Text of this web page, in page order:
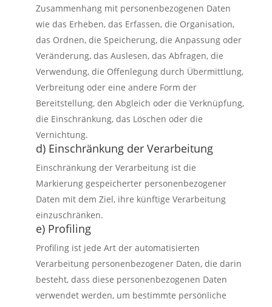
Zusammenhang mit personenbezogenen Daten
wie das Erheben, das Erfassen, die Organisation,
das Ordnen, die Speicherung, die Anpassung oder
Veränderung, das Auslesen, das Abfragen, die
Verwendung, die Offenlegung durch Übermittlung,
Verbreitung oder eine andere Form der
Bereitstellung, den Abgleich oder die Verknüpfung,
die Einschränkung, das Löschen oder die
Vernichtung.
d) Einschränkung der Verarbeitung
Einschränkung der Verarbeitung ist die
Markierung gespeicherter personenbezogener
Daten mit dem Ziel, ihre künftige Verarbeitung
einzuschränken.
e) Profiling
Profiling ist jede Art der automatisierten
Verarbeitung personenbezogener Daten, die darin
besteht, dass diese personenbezogenen Daten
verwendet werden, um bestimmte persönliche